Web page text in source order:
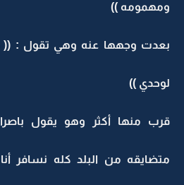
ومهمومه ))
بعدت وجهها عنه وهي تقول : ((
لوحدي ))
قرب منها أكثر وهو يقول
متضايقه من البلد كله نسافر